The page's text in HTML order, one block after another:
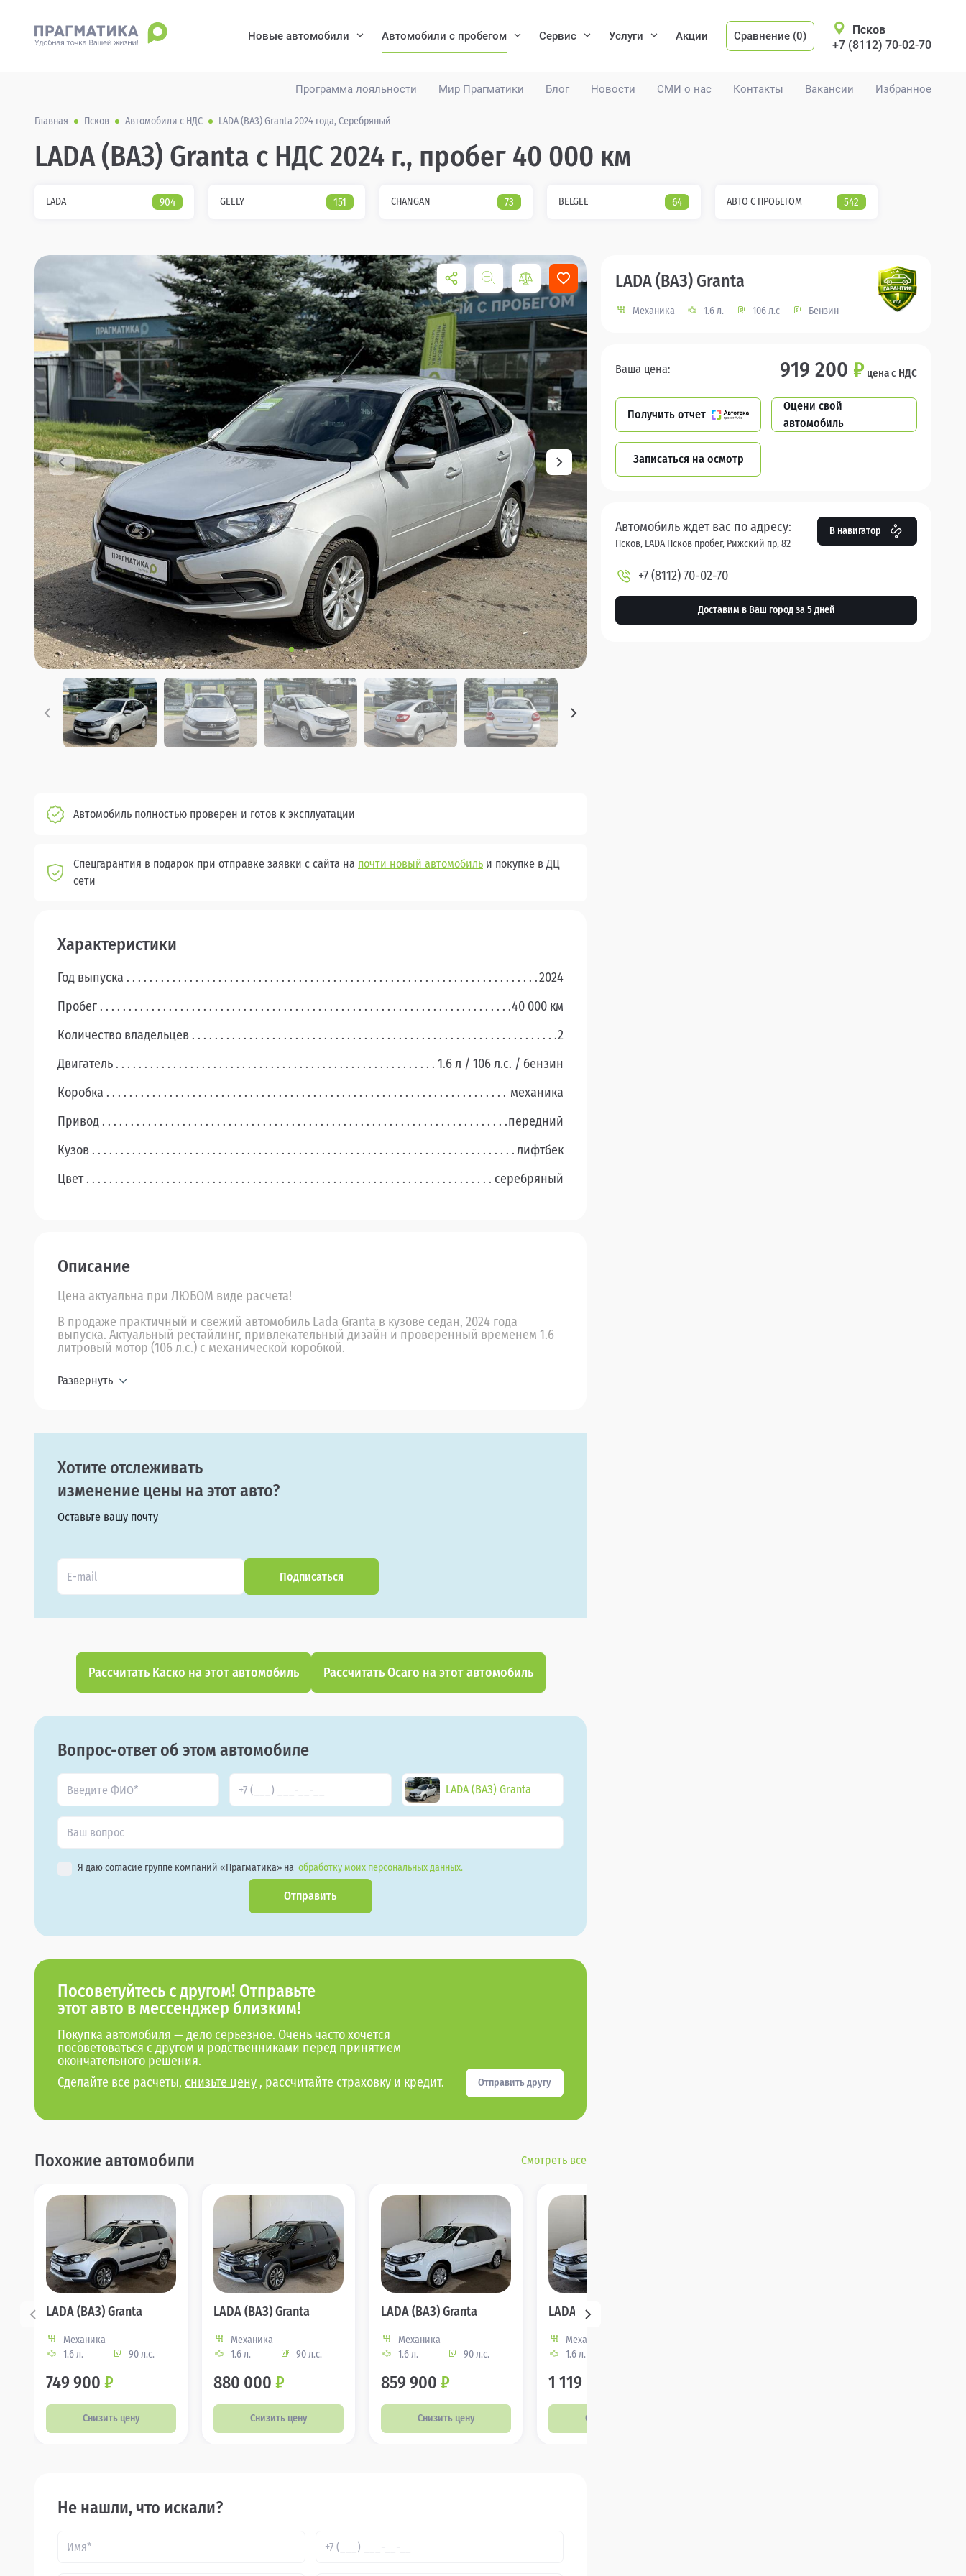
Программа лояльности Мир Прагматики Блог Новости СМИ о нас Контакты Вакансии Избранное
Новые автомобили Автомобили с пробегом Сервис Услуги Акции Сравнение (0)
Псков
+7 (8112) 70-02-70
Главная Псков Автомобили с НДС LADA (ВАЗ) Granta 2024 года, Серебряный
LADA (ВАЗ) Granta с НДС 2024 г., пробег 40 000 км
LADA 904 GEELY 151 CHANGAN 73 BELGEE 64 АВТО С ПРОБЕГОМ 542
Автомобиль полностью проверен и готов к эксплуатации
Спецгарантия в подарок при отправке заявки с сайта на почти новый автомобиль и покупке в ДЦ
сети
Характеристики
Год выпуска
2024
Пробег
40 000 км
Количество владельцев
2
Двигатель
1.6 л / 106 л.c. / бензин
Коробка
механика
Привод
передний
Кузов
лифтбек
Цвет
серебряный
Описание
Цена актуальна при ЛЮБОМ виде расчета!
В продаже практичный и свежий автомобиль Lada Granta в кузове седан, 2024 года
выпуска. Актуальный рестайлинг, привлекательный дизайн и проверенный временем 1.6
литровый мотор (106 л.с.) с механической коробкой.
Развернуть
Хотите отслеживать
изменение цены на этот авто?
Оставьте вашу почту
Подписаться
Рассчитать Каско на этот автомобиль Рассчитать Осаго на этот автомобиль
Вопрос-ответ об этом автомобиле
LADA (ВАЗ) Granta
Я даю согласие группе компаний «Прагматика» на обработку моих персональных данных.
Отправить
Посоветуйтесь с другом! Отправьте
этот авто в мессенджер близким!
Покупка автомобиля — дело серьезное. Очень часто хочется
посоветоваться с другом и родственниками перед принятием
окончательного решения.
Сделайте все расчеты, снизьте цену , рассчитайте страховку и кредит. Отправить другу
Похожие автомобили Смотреть все
LADA (ВАЗ) Granta
Механика
1.6 л.
90 л.с.
749 900 ₽
Снизить цену
LADA (ВАЗ) Granta
Механика
1.6 л.
90 л.с.
880 000 ₽
Снизить цену
LADA (ВАЗ) Granta
Механика
1.6 л.
90 л.с.
859 900 ₽
Снизить цену
LADA (ВАЗ) Granta
Механика
1.6 л.
1 119 000
Снизить цену
Не нашли, что искали?
LADA (ВАЗ) Granta
Механика 1.6 л. 106 л.с Бензин
Ваша цена: 919 200 ₽ цена с НДС
Получить отчет
Оцени свой
автомобиль
Записаться на осмотр
Автомобиль ждет вас по адресу:
Псков, LADA Псков пробег, Рижский пр, 82
В навигатор
+7 (8112) 70-02-70
Доставим в Ваш город за 5 дней